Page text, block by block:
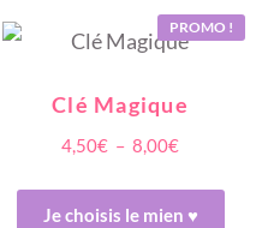
PROMO !
Clé Magique
4,50€ – 8,00€Plage
prix :
Je choisis le mien ♥
Ce